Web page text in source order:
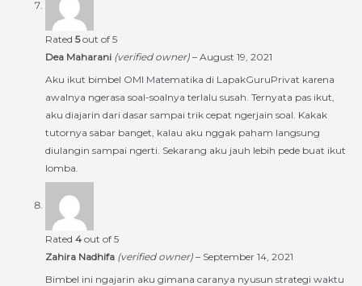
Rated 5out of 5
Dea Maharani (verified owner) – August 19, 2021
Aku ikut bimbel OMI Matematika di LapakGuruPrivat karena
awalnya ngerasa soal-soalnya terlalu susah. Ternyata pas ikut,
aku diajarin dari dasar sampai trik cepat ngerjain soal. Kakak
tutornya sabar banget, kalau aku nggak paham langsung
diulangin sampai ngerti. Sekarang aku jauh lebih pede buat ikut
lomba.
Rated 4 out of 5
Zahira Nadhifa (verified owner) – September 14, 2021
Bimbel ini ngajarin aku gimana caranya nyusun strategi waktu